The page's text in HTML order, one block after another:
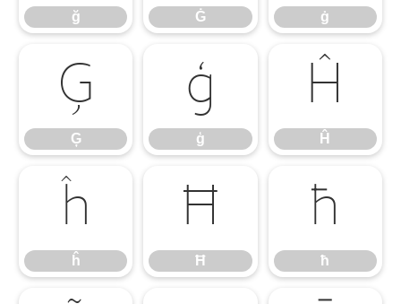
ğ Ġ ġ
Ģ
Ģ
ģ
ģ
Ĥ
Ĥ
ĥ
ĥ
Ħ
Ħ
ħ
ħ